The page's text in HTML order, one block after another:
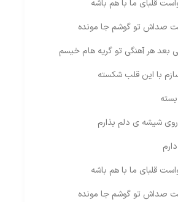
قلبای ما با هم باشه
صداش تو گوشم جا مونده
بعد هر آهنگی تو گریه هام خیسم
با این قلب شکسته
روی شیشه ی دلم بذارم
قلبای ما با هم باشه
صداش تو گوشم جا مونده